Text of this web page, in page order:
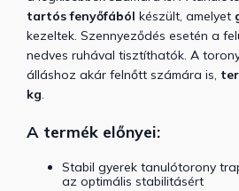
tartós fenyőfából készült, amelyet
kezeltek. Szennyeződés esetén a
nedves ruhával tisztíthatók. A
álláshoz akár felnőtt számára is,
kg.
A termék előnyei:
Stabil gyerek tanulótorony
az optimális stabilitásért